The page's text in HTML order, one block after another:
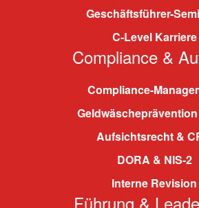
Geschäftsführer-
C-Level Karriere
Compliance &
Compliance-
Geldwäscheprävention
Aufsichtsrecht &
DORA & NIS-2
Interne Revision
Führung &